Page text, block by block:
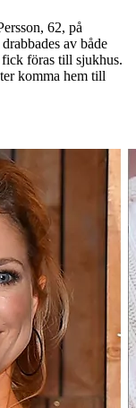
62, på
av både
föras till sjukhus.
komma hem till